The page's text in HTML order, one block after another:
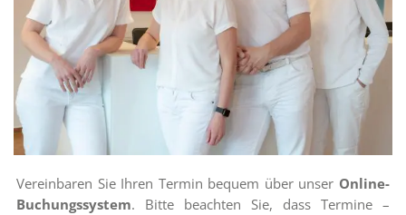
Vereinbaren Sie Ihren Termin bequem über unser Online-
Buchungssystem. Bitte beachten Sie, dass Termine –